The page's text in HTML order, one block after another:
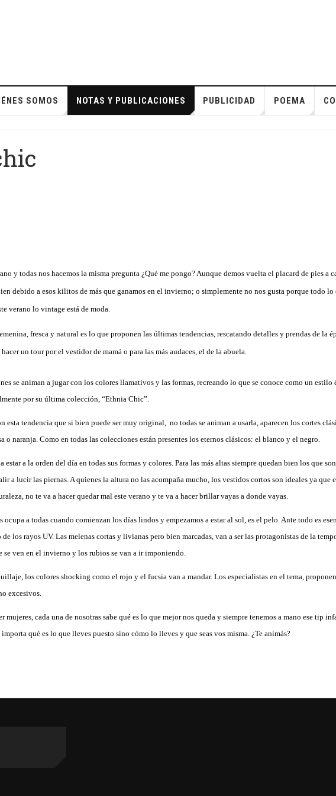
SOMOS NOTAS Y PUBLICACIONES PUBLICIDAD POEMA
y todas nos hacemos la misma pregunta ¿Qué me pongo? Aunque demos vuelta el placard de pies a
debido a esos kilitos de más que ganamos en el invierno; o simplemente no nos gusta porque todo lo
verano lo vintage está de moda.
fresca y natural es lo que proponen las últimas tendencias, rescatando detalles y prendas de la
un tour por el vestidor de mamá o para las más audaces, el de la abuela.
se animan a jugar con los colores llamativos y las formas, recreando lo que se conoce como un
por su última colección, “Ethnia Chic”.
esta tendencia que si bien puede ser muy original, no todas se animan a usarla, aparecen los cortes
o naranja. Como en todas las colecciones están presentes los eternos clásicos: el blanco y el negro.
estar a la orden del día en todas sus formas y colores. Para las más altas siempre quedan bien los que
a lucir las piernas. A quienes la altura no las acompaña mucho, los vestidos cortos son ideales ya
no te va a hacer quedar mal este verano y te va a hacer brillar vayas a donde vayas.
ocupa a todas cuando comienzan los días lindos y empezamos a estar al sol, es el pelo. Ante todo es
los rayos UV. Las melenas cortas y livianas pero bien marcadas, van a ser las protagonistas de la
se ven en el invierno y los rubios se van a ir imponiendo.
los colores shocking como el rojo y el fucsia van a mandar. Los especialistas en el tema,
excesivos.
mujeres, cada una de nosotras sabe qué es lo que mejor nos queda y siempre tenemos a mano ese tip
qué es lo que lleves puesto sino cómo lo lleves y que seas vos misma. ¿Te animás?